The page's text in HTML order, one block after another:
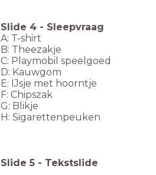
Slide 4 - Sleepvraag
A: T-shirt
B: Theezakje
C: Playmobil speelgoed
D: Kauwgom
E: IJsje met hoorntje
F: Chipszak
G: Blikje
H: Sigarettenpeuken
Slide 5 - Tekstslide